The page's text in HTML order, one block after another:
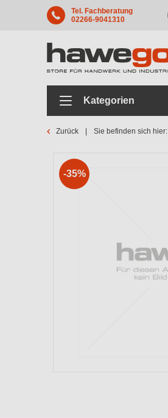
Tel. Fachberatung
02266-9041310
Kategorien
Zurück Sie befinden sich hier:
-35%